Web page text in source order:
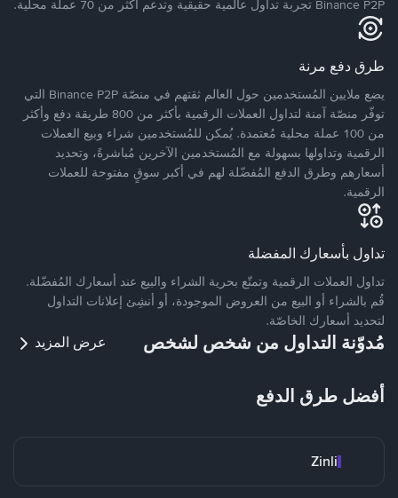
Binance P2P تجربة تداول عالمية حقيقية وتدعم أكثر من 70 عملة محلية.
طرق دفع مرنة
يضع ملايين المُستخدمين حول العالم ثقتهم في منصّة Binance P2P التي
توفّر منصّة آمنة لتداول العملات الرقمية بأكثر من 800 طريقة دفع وأكثر
من 100 عملة محلية مُعتمدة. يُمكن للمُستخدمين شراء وبيع العملات
الرقمية وتداولها بسهولة مع المُستخدمين الآخرين مُباشرةً، وتحديد
أسعارهم وطرق الدفع المُفضّلة لهم في أكبر سوقٍ مفتوحة للعملات
الرقمية.
تداول بأسعارك المفضلة
تداول العملات الرقمية وتمتّع بحرية الشراء والبيع عند أسعارك المُفضّلة.
قُم بالشراء أو البيع من العروض الموجودة، أو أنشِئ إعلانات التداول
لتحديد أسعارك الخاصّة.
مُدوّنة التداول من شخص لشخص عرض المزيد
أفضل طرق الدفع
Zinli